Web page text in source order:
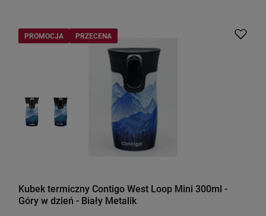
PROMOCJA PRZECENA
Kubek termiczny Contigo West Loop Mini 300ml -
Góry w dzień - Biały Metalik